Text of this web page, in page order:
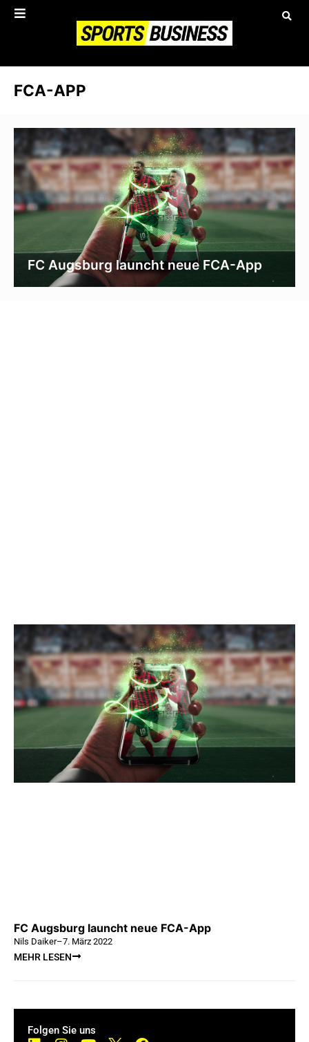
FCA-APP
FC Augsburg launcht neue FCA-App
FC Augsburg launcht neue FCA-App
Nils Daiker–7. März 2022
MEHR LESEN
Folgen Sie uns